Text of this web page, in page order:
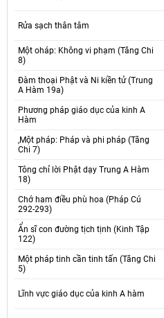
Rửa sạch thân tâm
Một oháp: Không vi phạm (Tăng Chi
8)
Đàm thoại Phật và Ni kiền tử (Trung
A Hàm 19a)
Phương pháp giáo dục của kinh A
Hàm
,Một pháp: Pháp và phi pháp (Tăng
Chi 7)
Tông chỉ lời Phật dạy Trung A Hàm
18)
Chớ ham điều phù hoa (Pháp Cú
292-293)
Ẩn sĩ con đường tịch tịnh (Kinh Tập
122)
Một pháp tinh cần tinh tấn (Tăng Chi
5)
Lĩnh vực giáo dục của kinh A hàm